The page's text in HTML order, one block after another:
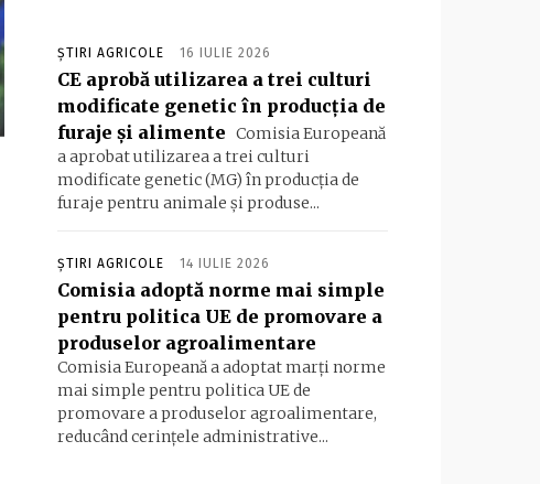
ȘTIRI AGRICOLE 16 IULIE 2026
CE aprobă utilizarea a trei culturi
modificate genetic în producția de
furaje și alimente Comisia Europeană
a aprobat utilizarea a trei culturi
modificate genetic (MG) în producția de
furaje pentru animale și produse...
ȘTIRI AGRICOLE 14 IULIE 2026
Comisia adoptă norme mai simple
pentru politica UE de promovare a
produselor agroalimentare
Comisia Europeană a adoptat marţi norme
mai simple pentru politica UE de
promovare a produselor agroalimentare,
reducând cerinţele administrative...